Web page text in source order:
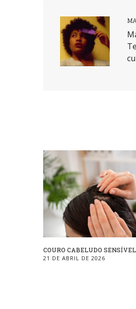
COURO CABELUDO SENSÍVEL
21 DE ABRIL DE 2026